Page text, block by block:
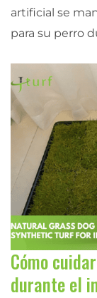
artificial se
para su perro
Cómo
durante el